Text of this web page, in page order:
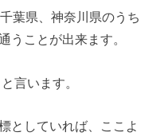
葉県、神奈川県のうち
うことが出来ます。
と言います。
としていれば、ここよ